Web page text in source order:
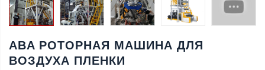
ABA РОТОРНАЯ МАШИНА ДЛЯ
ВОЗДУХА ПЛЕНКИ